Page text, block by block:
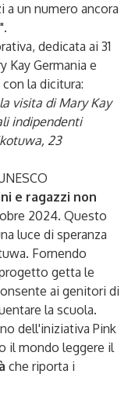
a un numero ancora
dedicata ai 31
Kay Germania e
la dicitura:
visita di Mary Kay
indipendenti
23
e ragazzi non
2024. Questo
luce di speranza
Fornendo
getta le
ai genitori di
la scuola.
dell'iniziativa Pink
il mondo leggere il
che riporta i